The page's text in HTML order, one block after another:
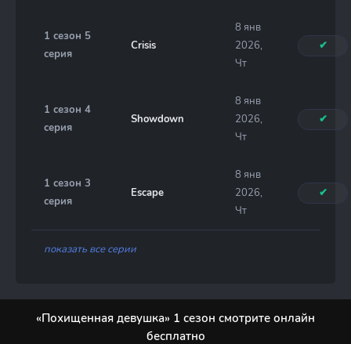
1 сезон 5
серия
Crisis
8 янв
2026,
Чт
✔
1 сезон 4
серия
Showdown
8 янв
2026,
Чт
✔
1 сезон 3
серия
Escape
8 янв
2026,
Чт
✔
показать все серии
«Похищенная девушка» 1 сезон смотрите онлайн
бесплатно